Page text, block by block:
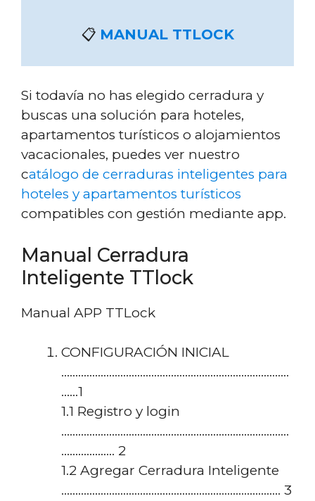
📋 MANUAL TTLOCK
Si todavía no has elegido cerradura y
buscas una solución para hoteles,
apartamentos turísticos o alojamientos
vacacionales, puedes ver nuestro
catálogo de cerraduras inteligentes para
hoteles y apartamentos turísticos
compatibles con gestión mediante app.
Manual Cerradura
Inteligente TTlock
Manual APP TTLock
CONFIGURACIÓN INICIAL
………………………………………………………………………
……1
1.1 Registro y login
………………………………………………………………………
………………. 2
1.2 Agregar Cerradura Inteligente
…………………………………………………………………… 3